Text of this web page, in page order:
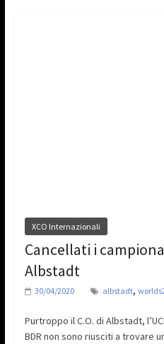
XCO Internazionali
Cancellati i
Albstadt
30/04/2020 albstadt,
Purtroppo il C.O. di Albstadt,
BDR non sono riusciti a trovare